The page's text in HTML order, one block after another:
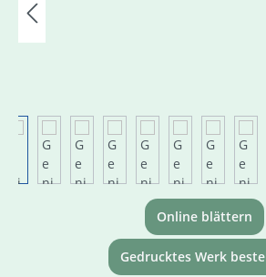
Online blättern
Gedrucktes Werk